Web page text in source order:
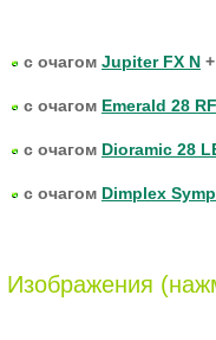
с очагом Jupiter FX N
с очагом Emerald 28 RF
с очагом Dioramic 28
с очагом Dimplex
Изображения